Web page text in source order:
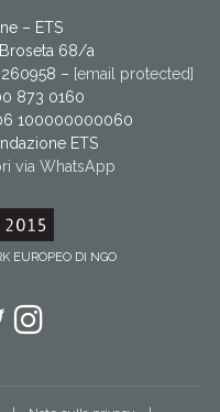
– ETS
68/a
– [email protected]
873 0160
100000000060
ETS
via WhatsApp
EUROPEO DI NGO
Twitter
Instagram